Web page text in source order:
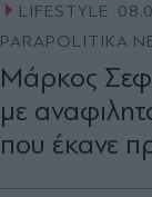
LIFESTYLE
PARAPOLITIKA
Μάρκος
με
που έκανε